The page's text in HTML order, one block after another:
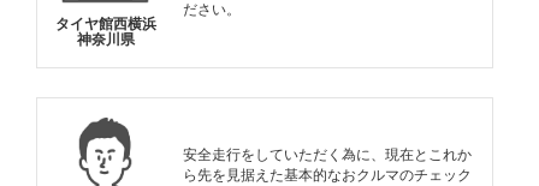
タイヤ館西横浜
神奈川県
ださい。
安全走行をしていただく為に、現在とこれか
ら先を見据えた基本的なおクルマのチェック